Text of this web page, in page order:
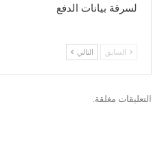
لسرقة بيانات الدفع
السابق التالي
التعليقات مغلقة.